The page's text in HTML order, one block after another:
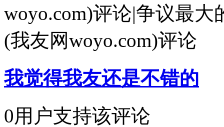
woyo.com)评论|争议最大
(我友网woyo.com)评论
我觉得我友还是不错的
0用户支持该评论